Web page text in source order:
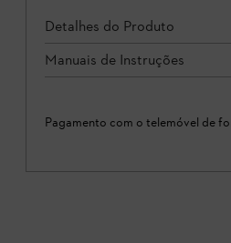
Detalhes do Produto
Manuais de Instruções
Pagamento com o telemóvel de